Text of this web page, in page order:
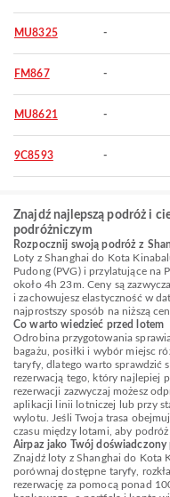
MU8325 -
FM867 -
MU8621 -
9C8593 -
Znajdź najlepszą podróż i
podróżniczym
Rozpocznij swoją podróż z
Loty z Shanghai do Kota
Pudong (PVG) i przylatujące na
około 4h 23m. Ceny są
i zachowujesz elastyczność w
najprostszy sposób na niższą
Co warto wiedzieć przed lotem
Odrobina przygotowania
bagażu, posiłki i wybór miejsc
taryfy, dlatego warto sprawdzić
rezerwacją tego, który najlepiej
rezerwacji zazwyczaj możesz
aplikacji linii lotniczej lub przy
wylotu. Jeśli Twoja trasa
czasu między lotami, aby podróż
Airpaz jako Twój
Znajdź loty z Shanghai do Kota
porównaj dostępne taryfy,
rezerwację za pomocą ponad